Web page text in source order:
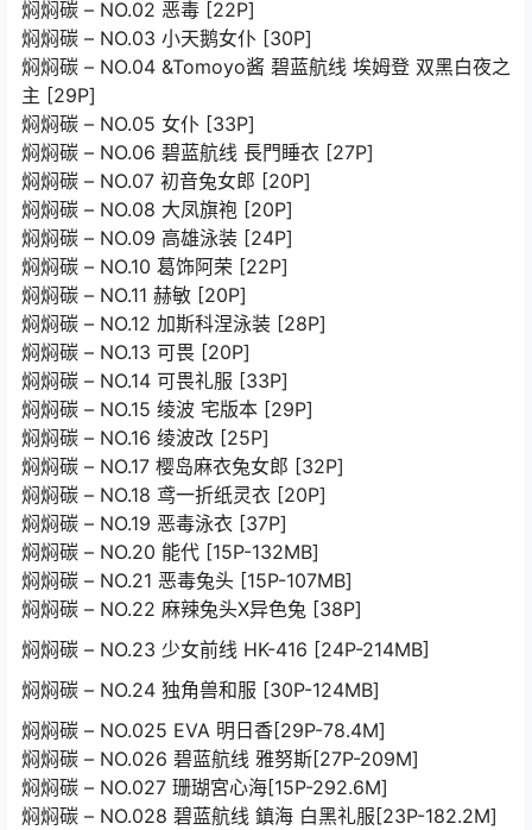
焖焖碳 – NO.02 恶毒 [22P]
焖焖碳 – NO.03 小天鹅女仆 [30P]
焖焖碳 – NO.04 &Tomoyo酱 碧蓝航线 埃姆登 双黑白夜之
主 [29P]
焖焖碳 – NO.05 女仆 [33P]
焖焖碳 – NO.06 碧蓝航线 長門睡衣 [27P]
焖焖碳 – NO.07 初音兔女郎 [20P]
焖焖碳 – NO.08 大凤旗袍 [20P]
焖焖碳 – NO.09 高雄泳装 [24P]
焖焖碳 – NO.10 葛饰阿荣 [22P]
焖焖碳 – NO.11 赫敏 [20P]
焖焖碳 – NO.12 加斯科涅泳装 [28P]
焖焖碳 – NO.13 可畏 [20P]
焖焖碳 – NO.14 可畏礼服 [33P]
焖焖碳 – NO.15 绫波 宅版本 [29P]
焖焖碳 – NO.16 绫波改 [25P]
焖焖碳 – NO.17 樱岛麻衣兔女郎 [32P]
焖焖碳 – NO.18 鸢一折纸灵衣 [20P]
焖焖碳 – NO.19 恶毒泳衣 [37P]
焖焖碳 – NO.20 能代 [15P-132MB]
焖焖碳 – NO.21 恶毒兔头 [15P-107MB]
焖焖碳 – NO.22 麻辣兔头X异色兔 [38P]
焖焖碳 – NO.23 少女前线 HK-416 [24P-214MB]
焖焖碳 – NO.24 独角兽和服 [30P-124MB]
焖焖碳 – NO.025 EVA 明日香[29P-78.4M]
焖焖碳 – NO.026 碧蓝航线 雅努斯[27P-209M]
焖焖碳 – NO.027 珊瑚宮心海[15P-292.6M]
焖焖碳 – NO.028 碧蓝航线 鎮海 白黑礼服[23P-182.2M]